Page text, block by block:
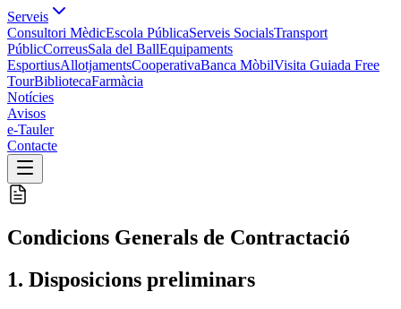
Serveis
Consultori MèdicEscola PúblicaServeis SocialsTransport
PúblicCorreusSala del BallEquipaments
EsportiusAllotjamentsCooperativaBanca MòbilVisita Guiada Free
TourBibliotecaFarmàcia
Notícies
Avisos
e-Tauler
Contacte
Condicions Generals de Contractació
1. Disposicions preliminars